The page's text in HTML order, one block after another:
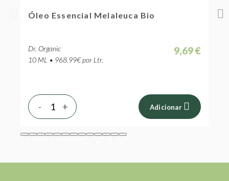
Stick-Anti-Imperfeições Melaleuca Bio
Dr. Organic
8 ML • 1,161.26€ por Ltr.
9,29 €
- Adicionar